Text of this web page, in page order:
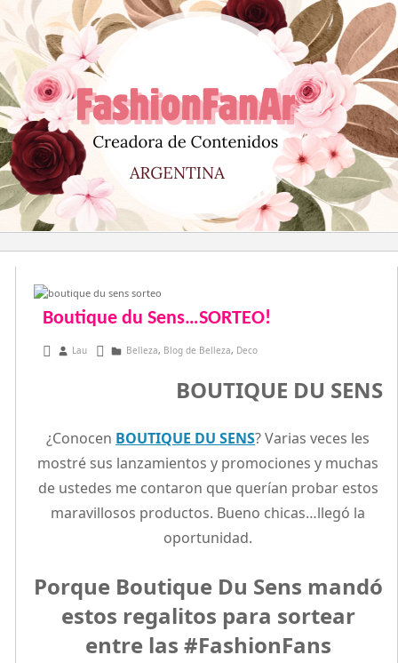
al
contenido
Boutique du Sens…SORTEO!
agosto 2, 2015
Lau Belleza, Blog de Belleza, Deco
BOUTIQUE DU SENS
¿Conocen BOUTIQUE DU SENS? Varias veces les
mostré sus lanzamientos y promociones y muchas
de ustedes me contaron que querían probar estos
maravillosos productos. Bueno chicas…llegó la
oportunidad.
Porque Boutique Du Sens mandó
estos regalitos para sortear
entre las #FashionFans